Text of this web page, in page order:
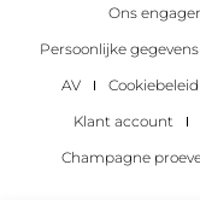
Ons
Persoonlijke
AV
Cookiebeleid
Klant account
Champagne